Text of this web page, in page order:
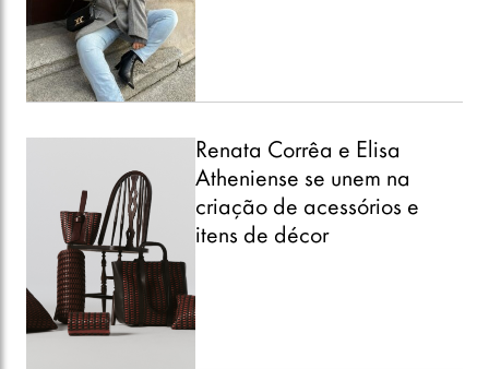
Renata Corrêa e Elisa
Atheniense se unem na
criação de acessórios e
itens de décor